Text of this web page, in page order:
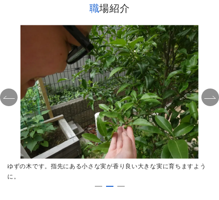
職場紹介
ゆずの木です。指先にある小さな実が香り良い大きな実に育ちますよう
に。